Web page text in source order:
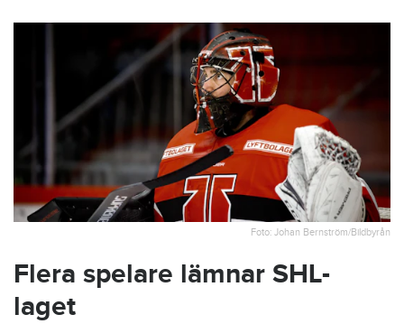
Foto: Johan Bernström/Bildbyrån
Flera spelare lämnar SHL-
laget